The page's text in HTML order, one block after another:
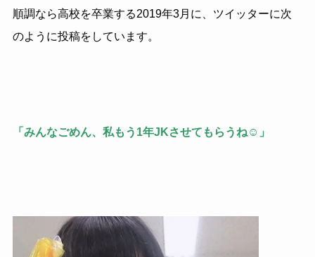
順調なら高校を卒業する2019年3月に、ツイッターに次
のように投稿をしています。
「みんなごめん、私もう1年JKさせてもらうね☺️」